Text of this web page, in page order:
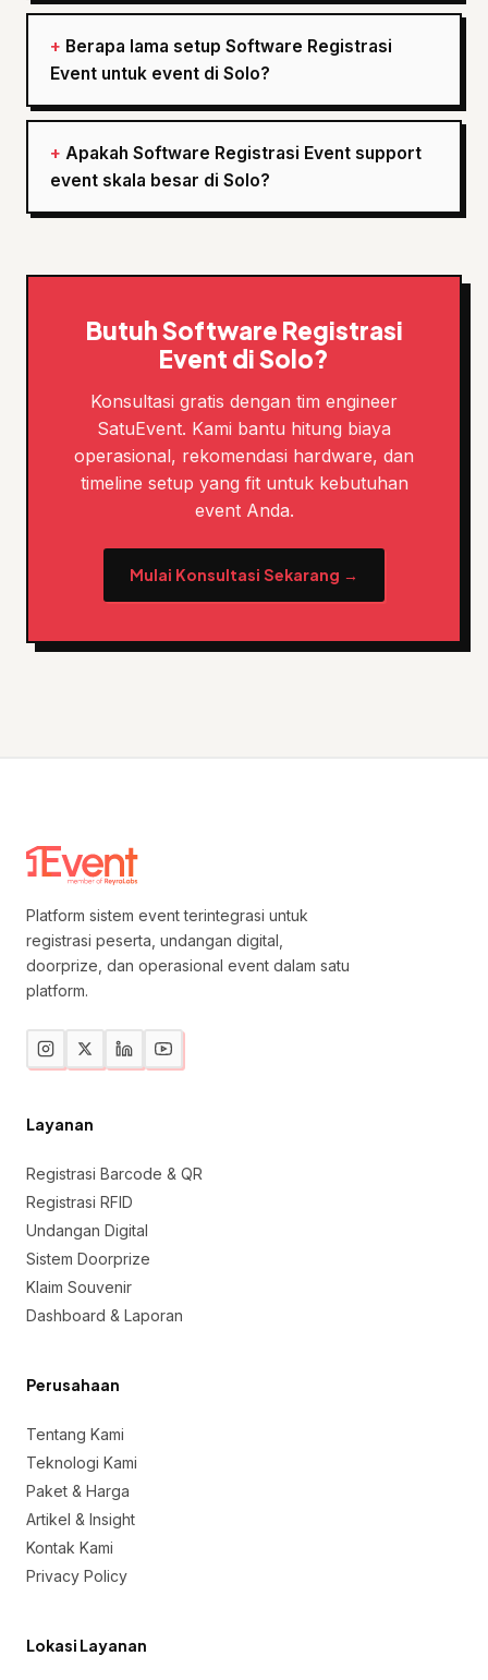
Berapa lama setup Software Registrasi
Event untuk event di Solo?
Apakah Software Registrasi Event support
event skala besar di Solo?
Butuh Software Registrasi
Event di Solo?
Konsultasi gratis dengan tim engineer
SatuEvent. Kami bantu hitung biaya
operasional, rekomendasi hardware, dan
timeline setup yang fit untuk kebutuhan
event Anda.
Mulai Konsultasi Sekarang →
Platform sistem event terintegrasi untuk
registrasi peserta, undangan digital,
doorprize, dan operasional event dalam satu
platform.
Layanan
Registrasi Barcode & QR
Registrasi RFID
Undangan Digital
Sistem Doorprize
Klaim Souvenir
Dashboard & Laporan
Perusahaan
Tentang Kami
Teknologi Kami
Paket & Harga
Artikel & Insight
Kontak Kami
Privacy Policy
Lokasi Layanan